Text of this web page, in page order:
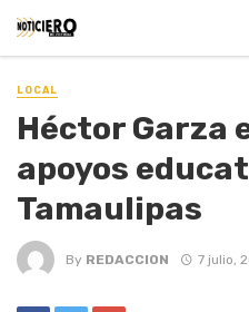
LOCAL
Héctor Garza
apoyos
Tamaulipas
By REDACCION 7 julio,